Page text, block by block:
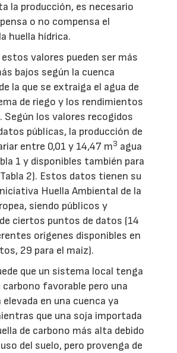
la producción, es necesario
o no compensa el
huella hídrica.
estos valores pueden ser más
bajos según la cuenca
la que se extraiga el agua de
de riego y los rendimientos
Según los valores recogidos
públicas, la producción de
entre 0,01 y 14,47 m3 agua
1 y disponibles también para
2). Estos datos tienen su
Huella Ambiental de la
siendo públicos y
ciertos puntos de datos (14
orígenes disponibles en
29 para el maíz).
que un sistema local tenga
carbono favorable pero una
en una cuenca ya
que una soja importada
de carbono más alta debido
del suelo, pero provenga de